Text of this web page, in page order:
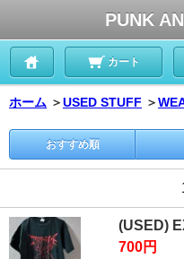
PUNK
カート
ホーム ＞USED STUFF ＞
おすすめ順
(USED)
700円